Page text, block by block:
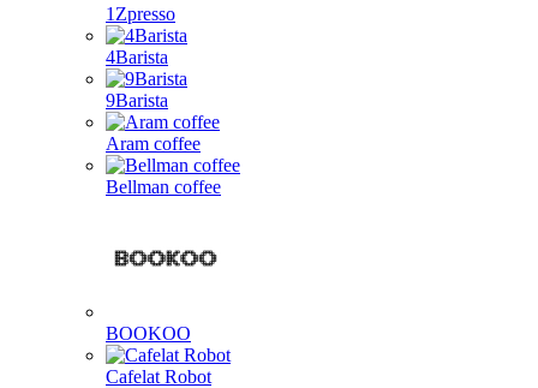
1Zpresso
4Barista
9Barista
Aram coffee
Bellman coffee
BOOKOO
Cafelat Robot